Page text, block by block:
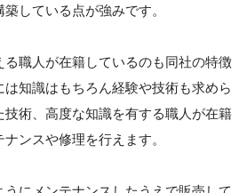
している点が強みです。
る職人が在籍しているのも同社の特徴
知識はもちろん経験や技術も求めら
技術、高度な知識を有する職人が在籍
ンスや修理を行えます。